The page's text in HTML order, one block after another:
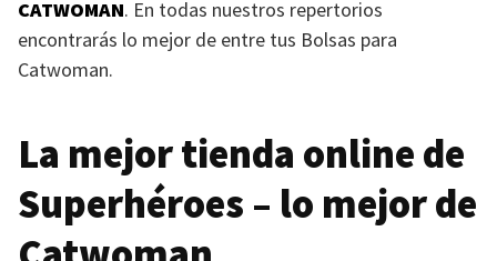
CATWOMAN. En todas nuestros repertorios
encontrarás lo mejor de entre tus Bolsas para
Catwoman.
La mejor tienda online de
Superhéroes – lo mejor de